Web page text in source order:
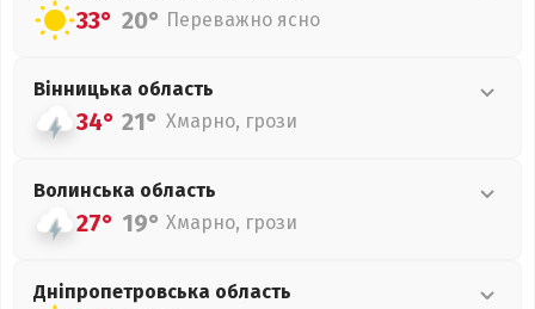
33° 20° Переважно ясно
Вінницька область
34° 21° Хмарно, грози
Волинська область
27° 19° Хмарно, грози
Дніпропетровська область